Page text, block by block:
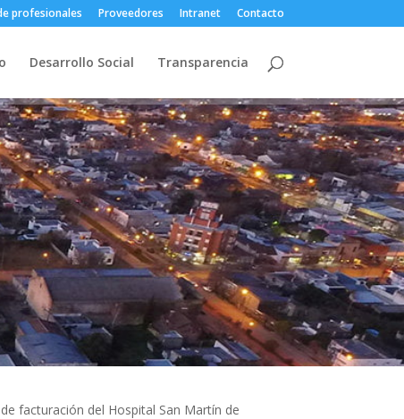
profesionales Proveedores Intranet Contacto
Desarrollo Social Transparencia
facturación del Hospital San Martín de